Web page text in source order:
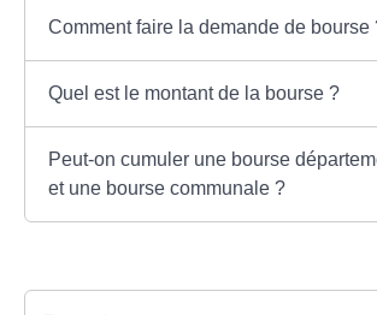
Comment faire la demande de bourse
Quel est le montant de la bourse ?
Peut-on cumuler une bourse
et une bourse communale ?